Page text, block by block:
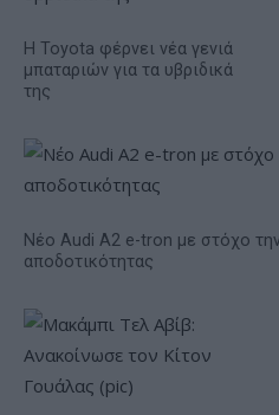
Η Toyota φέρνει νέα γενιά
μπαταριών για τα υβριδικά
της
Νέο Audi A2 e-tron με στόχο
αποδοτικότητας